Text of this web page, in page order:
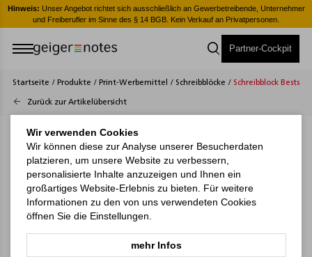
Hinweis: Unser Angebot richtet sich ausschließlich an Gewerbetreibende, Unternehmer
und Freiberufler im Sinne des § 14 BGB. Kein Verkauf an Privatpersonen.
Partner-Cockpit
Startseite / Produkte / Print-Werbemittel / Schreibblöcke / Schreibblock
Zurück zur Artikelübersicht
Wir verwenden Cookies
Wir können diese zur Analyse unserer Besucherdaten
platzieren, um unsere Website zu verbessern,
personalisierte Inhalte anzuzeigen und Ihnen ein
großartiges Website-Erlebnis zu bieten. Für weitere
Informationen zu den von uns verwendeten Cookies
öffnen Sie die Einstellungen.
mehr Infos